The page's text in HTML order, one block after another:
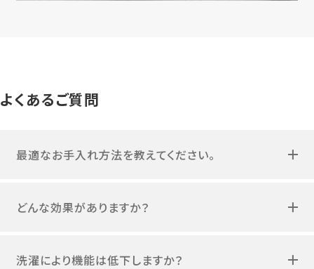
よくあるご質問
最適なお手入れ方法を教えてください。
どんな効果がありますか？
洗濯により機能は低下しますか？